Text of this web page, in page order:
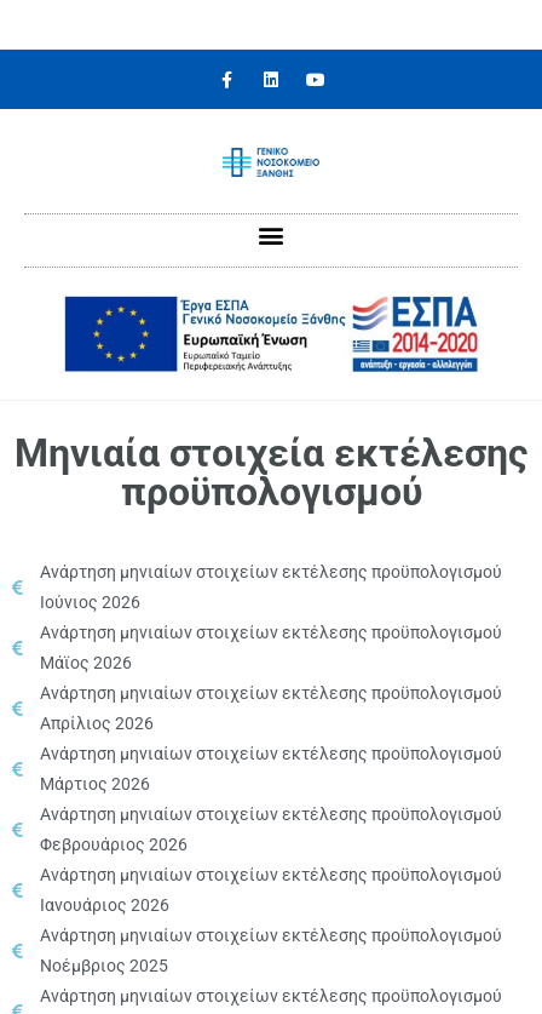
Μηνιαία στοιχεία εκτέλεσης
προϋπολογισμού
Ανάρτηση μηνιαίων στοιχείων εκτέλεσης προϋπολογισμού
Ιούνιος 2026
Ανάρτηση μηνιαίων στοιχείων εκτέλεσης προϋπολογισμού
Μάϊος 2026
Ανάρτηση μηνιαίων στοιχείων εκτέλεσης προϋπολογισμού
Απρίλιος 2026
Ανάρτηση μηνιαίων στοιχείων εκτέλεσης προϋπολογισμού
Μάρτιος 2026
Ανάρτηση μηνιαίων στοιχείων εκτέλεσης προϋπολογισμού
Φεβρουάριος 2026
Ανάρτηση μηνιαίων στοιχείων εκτέλεσης προϋπολογισμού
Ιανουάριος 2026
Ανάρτηση μηνιαίων στοιχείων εκτέλεσης προϋπολογισμού
Νοέμβριος 2025
Ανάρτηση μηνιαίων στοιχείων εκτέλεσης προϋπολογισμού